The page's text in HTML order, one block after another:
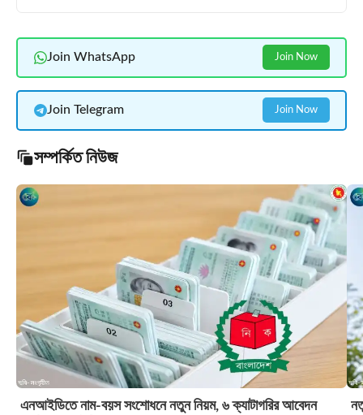
Join WhatsApp Join Now
Join Telegram Join Now
সম্পর্কিত নিউজ
এনআইডিতে নাম-বয়স সংশোধনে নতুন নিয়ম, ৬ ক্যাটাগরির আবেদন